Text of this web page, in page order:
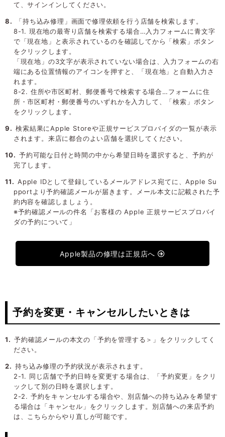
て、サインインしてください。
「持ち込み修理」画面で修理依頼を行う店舗を検索します。
8-1. 現在地の最寄り店舗を検索する場合…入力フォームに青文字
で「現在地」と表示されているのを確認してから「検索」ボタン
をクリックします。
「現在地」の3文字が表示されていない場合は、入力フォームの右
端にある位置情報のアイコンを押すと、「現在地」と自動入力さ
れます。
8-2. 住所や市区町村、郵便番号で検索する場合…フォームに住
所・市区町村・郵便番号のいずれかを入力して、「検索」ボタン
をクリックします。
検索結果にApple Storeや正規サービスプロバイダの一覧が表示
されます。来店に都合のよい店舗を選択してください。
予約可能な日付と時間の中から希望日時を選択すると、予約が
完了します。
Apple IDとして登録しているメールアドレス宛てに、Apple Su
pportより予約確認メールが届きます。メール本文に記載された予
約内容を確認しましょう。
※予約確認メールの件名「お客様の Apple 正規サービスプロバイ
ダの予約について」
Apple製品の修理は正規店へ
予約を変更・キャンセルしたいときは
予約確認メールの本文の「予約を管理する＞」をクリックしてく
ださい。
持ち込み修理の予約状況が表示されます。
2-1. 同じ店舗で予約日時を変更する場合は、「予約変更」をクリ
ックして別の日時を選択します。
2-2. 予約をキャンセルする場合や、別店舗への持ち込みを希望す
る場合は「キャンセル」をクリックします。別店舗への来店予約
は、こちらからやり直しが可能です。